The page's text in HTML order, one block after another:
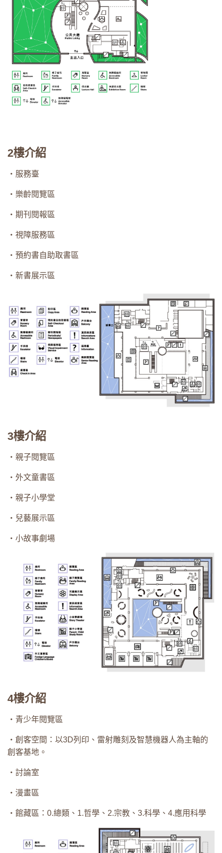
2樓介紹
・服務臺
・樂齡閱覽區
・期刊閱報區
・視障服務區
・預約書自助取書區
・新書展示區
3樓介紹
・親子閱覽區
・外文童書區
・親子小學堂
・兒藝展示區
・小故事劇場
4樓介紹
・青少年閱覽區
・創客空間：以3D列印、雷射雕刻及智慧機器人為主軸的
創客基地。
・討論室
・漫畫區
・館藏區：0.總類、1.哲學、2.宗教、3.科學、4.應用科學